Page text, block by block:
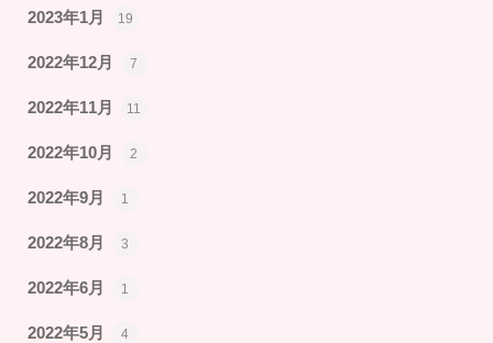
2023年1月 19
2022年12月 7
2022年11月 11
2022年10月 2
2022年9月 1
2022年8月 3
2022年6月 1
2022年5月 4